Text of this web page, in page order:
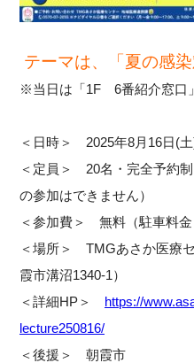
テーマは、「夏の感染
※当日は「1F 6番紹介窓口
＜日時＞ 2025年8月16日(
＜定員＞ 20名・完全予約
の参加はできません）
＜参加費＞ 無料（駐車料金
＜場所＞ TMGあさか医療
霞市溝沼1340-1）
＜詳細HP＞ https://
lecture250816/
＜後援＞ 朝霞市